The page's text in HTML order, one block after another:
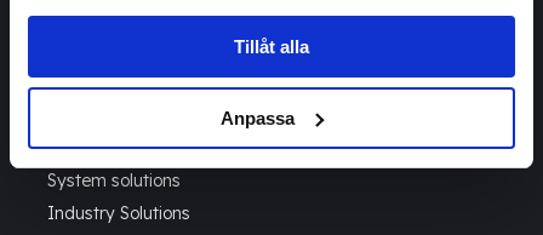
Läs mer om våraCookies
Tillåt alla
Anpassa
Adress:
System solutions
Industry Solutions